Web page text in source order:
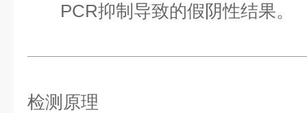
PCR抑制导致的假阴性结果。
检测原理